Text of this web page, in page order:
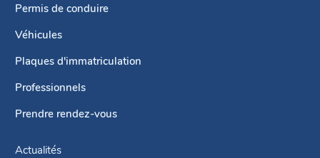
Menu
de
navigation
Permis de conduire
Véhicules
Plaques d'immatriculation
Professionnels
Prendre rendez-vous
Actualités